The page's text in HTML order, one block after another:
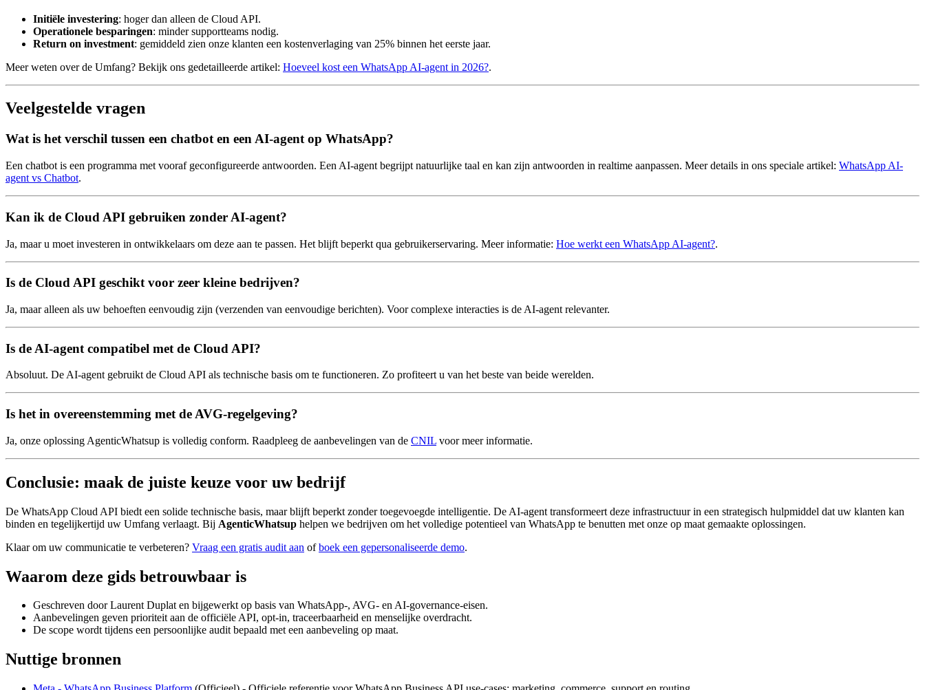
Initiële investering: hoger dan alleen de Cloud API.
Operationele besparingen: minder supportteams nodig.
Return on investment: gemiddeld zien onze klanten een kostenverlaging van 25% binnen het eerste jaar.
Meer weten over de Umfang? Bekijk ons gedetailleerde artikel: Hoeveel kost een WhatsApp AI-agent in 2026?.
Veelgestelde vragen
Wat is het verschil tussen een chatbot en een AI-agent op WhatsApp?
Een chatbot is een programma met vooraf geconfigureerde antwoorden. Een AI-agent begrijpt natuurlijke taal en kan zijn antwoorden in realtime aanpassen. Meer details in ons speciale artikel: WhatsApp AI-
agent vs Chatbot.
Kan ik de Cloud API gebruiken zonder AI-agent?
Ja, maar u moet investeren in ontwikkelaars om deze aan te passen. Het blijft beperkt qua gebruikerservaring. Meer informatie: Hoe werkt een WhatsApp AI-agent?.
Is de Cloud API geschikt voor zeer kleine bedrijven?
Ja, maar alleen als uw behoeften eenvoudig zijn (verzenden van eenvoudige berichten). Voor complexe interacties is de AI-agent relevanter.
Is de AI-agent compatibel met de Cloud API?
Absoluut. De AI-agent gebruikt de Cloud API als technische basis om te functioneren. Zo profiteert u van het beste van beide werelden.
Is het in overeenstemming met de AVG-regelgeving?
Ja, onze oplossing AgenticWhatsup is volledig conform. Raadpleeg de aanbevelingen van de CNIL voor meer informatie.
Conclusie: maak de juiste keuze voor uw bedrijf
De WhatsApp Cloud API biedt een solide technische basis, maar blijft beperkt zonder toegevoegde intelligentie. De AI-agent transformeert deze infrastructuur in een strategisch hulpmiddel dat uw klanten kan
binden en tegelijkertijd uw Umfang verlaagt. Bij AgenticWhatsup helpen we bedrijven om het volledige potentieel van WhatsApp te benutten met onze op maat gemaakte oplossingen.
Klaar om uw communicatie te verbeteren? Vraag een gratis audit aan ofboek een gepersonaliseerde demo.
Waarom deze gids betrouwbaar is
Geschreven door Laurent Duplat en bijgewerkt op basis van WhatsApp-, AVG- en AI-governance-eisen.
Aanbevelingen geven prioriteit aan de officiële API, opt-in, traceerbaarheid en menselijke overdracht.
De scope wordt tijdens een persoonlijke audit bepaald met een aanbeveling op maat.
Nuttige bronnen